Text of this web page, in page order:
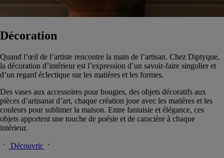
Décoration
Quand l’œil de l’artiste rencontre la main de l’artisan. Chez Diptyque,
la décoration d’intérieur est l’expression d’un savoir-faire singulier et
d’un regard éclectique sur les matières et les formes.
Des vases aux accessoires pour bougies, des objets décoratifs aux
pièces d’artisanat d’art, chaque création joue avec les matières et les
couleurs pour sublimer la maison. Entre fantaisie et élégance, ces
objets apportent une touche de poésie et de caractère à chaque
intérieur.​
Découvrir